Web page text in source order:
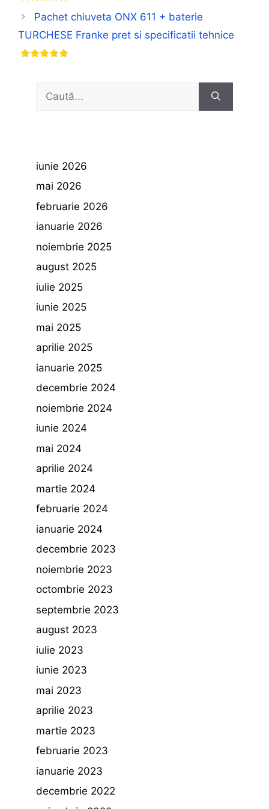
Pachet chiuveta ONX 611 + baterie
TURCHESE Franke pret si specificatii tehnice
după:
iunie 2026
mai 2026
februarie 2026
ianuarie 2026
noiembrie 2025
august 2025
iulie 2025
iunie 2025
mai 2025
aprilie 2025
ianuarie 2025
decembrie 2024
noiembrie 2024
iunie 2024
mai 2024
aprilie 2024
martie 2024
februarie 2024
ianuarie 2024
decembrie 2023
noiembrie 2023
octombrie 2023
septembrie 2023
august 2023
iulie 2023
iunie 2023
mai 2023
aprilie 2023
martie 2023
februarie 2023
ianuarie 2023
decembrie 2022